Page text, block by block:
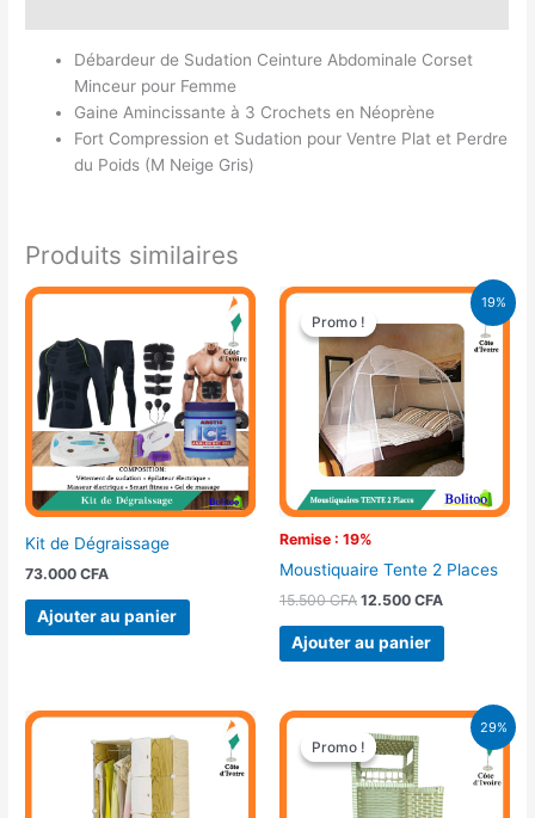
Débardeur de Sudation Ceinture Abdominale Corset
Minceur pour Femme
Gaine Amincissante à 3 Crochets en Néoprène
Fort Compression et Sudation pour Ventre Plat et Perdre
du Poids (M Neige Gris)
Produits similaires
Kit de Dégraissage
73.000CFA
Ajouter au panier
19%
Promo !
Remise : 19%
Promo !
Moustiquaire Tente 2 Places
15.500CFA
Le
prix
initial
était :
15.500 CFA.
12.500 CFA
Le
actuel
est :
12.500 CFA.
Ajouter au panier
29%
Promo !
Promo !
Le
prix
initial
était :
21.900 CFA.
Le
15.500 CFA.